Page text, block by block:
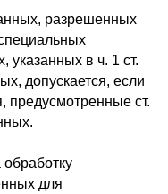
разрешенных
указанных в ч. 1 ст.
допускается, если
предусмотренные ст.
для